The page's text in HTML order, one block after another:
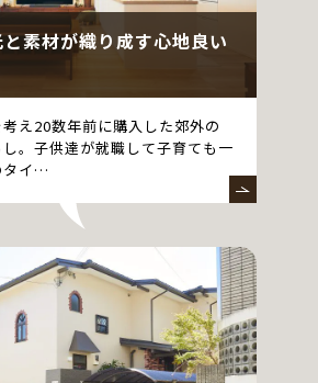
素材が織り成す心地良い
え20数年前に購入した郊外の
。子供達が就職して子育ても一
タイ…